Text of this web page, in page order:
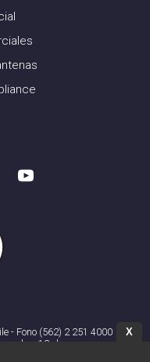
- Fono (562) 2 251 4000
13.cl
X